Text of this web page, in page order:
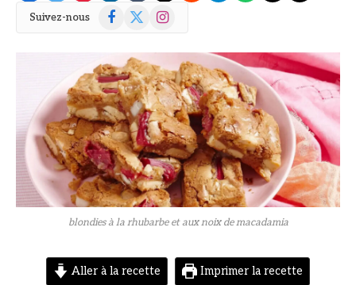
Suivez-nous Facebook
X
Instagram
blondies à la rhubarbe et aux noix de macadamia
Aller à la recette Imprimer la recette